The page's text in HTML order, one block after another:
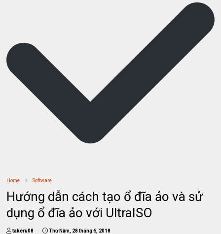
Home Software
Hướng dẫn cách tạo ổ đĩa ảo và sử
dụng ổ đĩa ảo với UltraISO
takeru08 Thứ Năm, 28 tháng 6, 2018